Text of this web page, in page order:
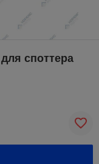
споттера